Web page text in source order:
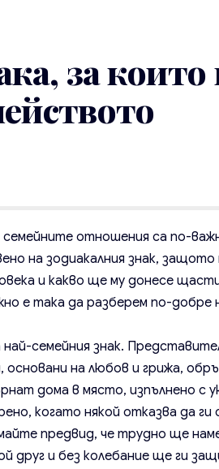
за
отношения са по-
на зодиакалния знак,
и какво ще му донесе
е така да разберем по-добре
семейния знак.
на любов и грижа,
дома в място, изпълнено с
когато някой отказва да ги
предвид, че трудно ще
друг и без колебание ще ги